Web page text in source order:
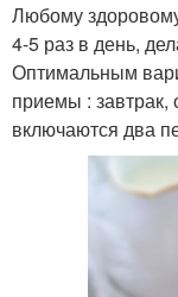
Любому
4-5 раз в день,
Оптимальным
приемы :
включаются два